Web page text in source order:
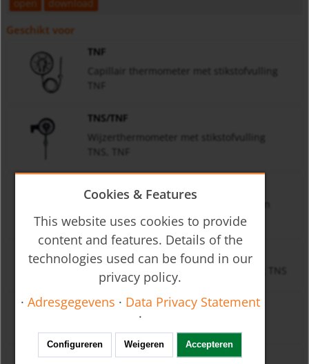
open download
Geschikt voor
TNF
Capillair thermometer met stikstofvulling
TNF
TNS/TNF
Wijzerthermometer met stikstofvulling
TNS, TNF
TND
TNS
Wijzerthermometer met stikstofvulling TNS
TBE
MWD
Cookies & Features
This website uses cookies to provide
content and features. Details of the
technologies used can be found in our
privacy policy.
· Adresgegevens · Data Privacy Statement
·
Configureren Weigeren Accepteren